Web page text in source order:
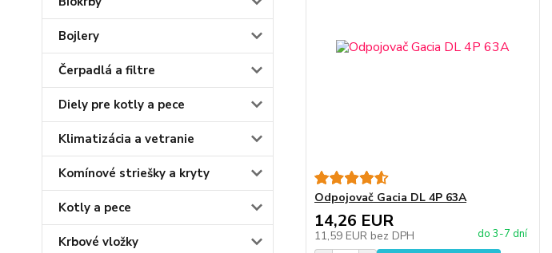
Bojlery
Čerpadlá a filtre
Diely pre kotly a pece
Klimatizácia a vetranie
Komínové striešky a kryty
Kotly a pece
Krbové vložky
Odpojovač Gacia DL 4P 63A
14,26 EUR
11,59 EUR bez DPH do 3-7 dní